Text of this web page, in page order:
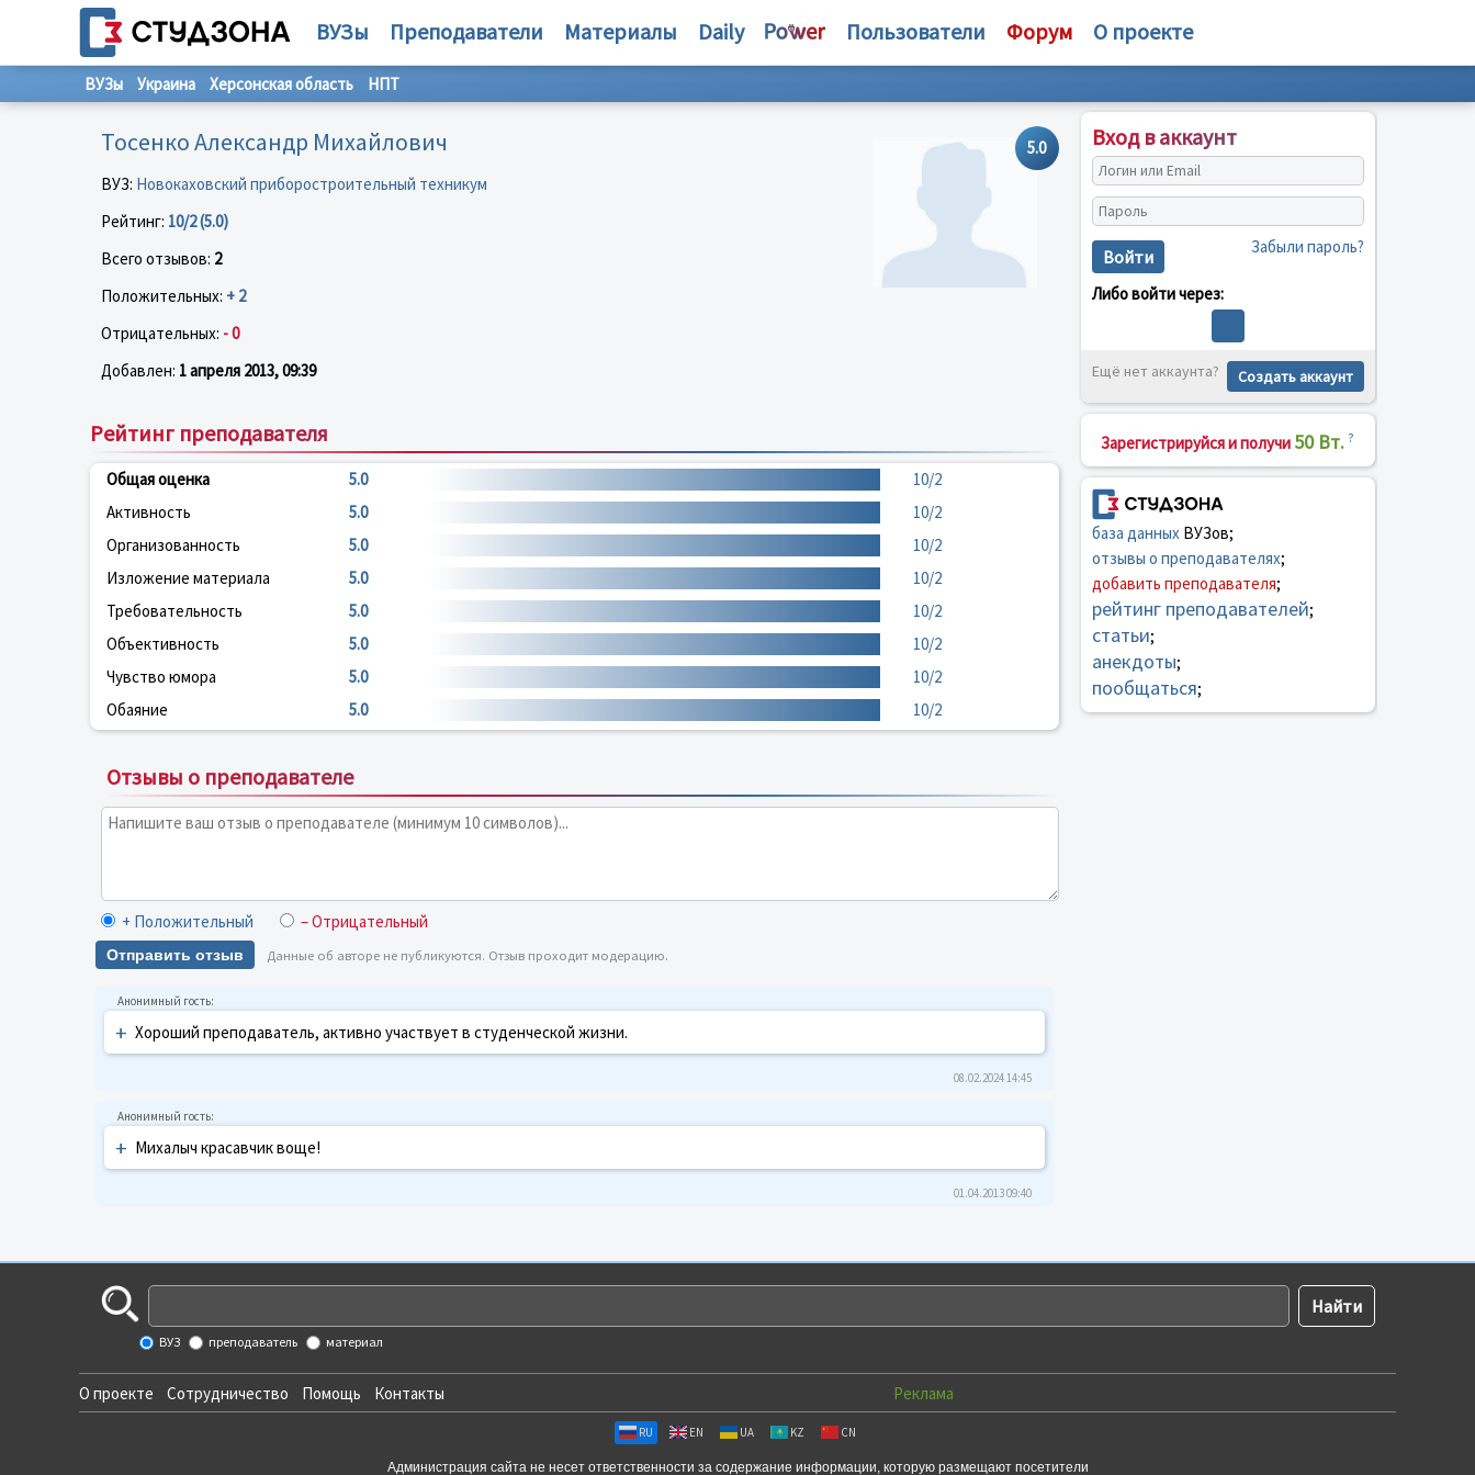
ВУЗы Преподаватели Материалы Daily Пользователи Форум О проекте
ВУЗы Украина Херсонская область НПТ
5.0
Тосенко Александр Михайлович
ВУЗ: Новокаховский приборостроительный техникум
Рейтинг: 10/2 (5.0)
Всего отзывов: 2
Положительных: + 2
Отрицательных: - 0
Добавлен: 1 апреля 2013, 09:39
Рейтинг преподавателя
Общая оценка 5.0
10/2
Активность
5.0
10/2
Организованность
5.0
10/2
Изложение материала
5.0
10/2
Требовательность
5.0
10/2
Объективность
5.0
10/2
Чувство юмора
5.0
10/2
Обаяние
5.0 10/2
Отзывы о преподавателе
+ Положительный – Отрицательный
Отправить отзыв Данные об авторе не публикуются. Отзыв проходит модерацию.
+ Хороший преподаватель, активно участвует в студенческой жизни.
08.02.2024 14:45
+ Михалыч красавчик воще!
01.04.2013 09:40
Вход в аккаунт
Войти Забыли пароль?
Либо войти через:
Ещё нет аккаунта? Создать аккаунт
Зарегистрируйся и получи 50 Вт. ?
база данныхВУЗов;
отзывы о преподавателях;
добавить преподавателя;
рейтинг преподавателей;
статьи;
анекдоты;
пообщаться;
ВУЗ преподаватель материал
О проекте Сотрудничество Помощь Контакты Реклама
RU EN UA KZ CN
Администрация сайта не несет ответственности за содержание информации, которую размещают посетители